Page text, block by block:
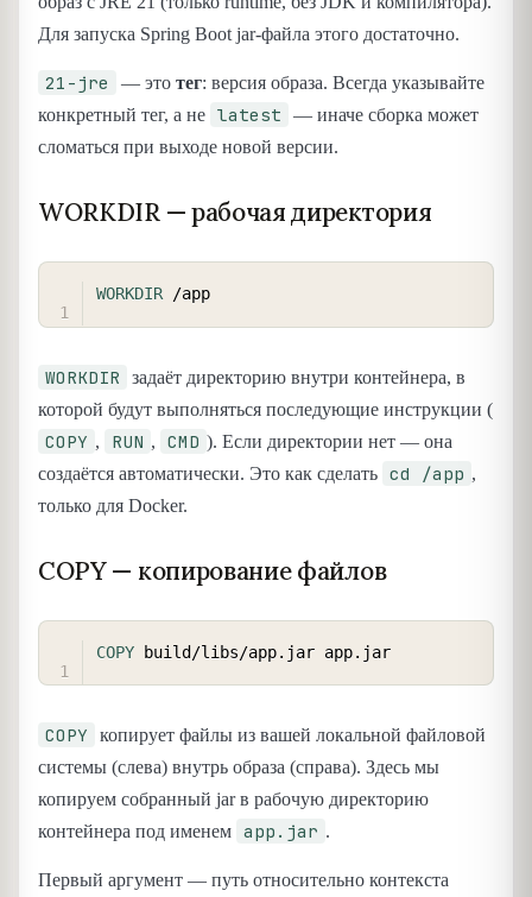
Для запуска Spring Boot jar-файла этого достаточно.
21-jre — это тег: версия образа. Всегда указывайте
конкретный тег, а не latest
— иначе сборка может
сломаться при выходе новой версии.
WORKDIR — рабочая директория
WORKDIR /app
WORKDIR
задаёт директорию внутри контейнера, в
которой будут выполняться последующие инструкции (
COPY , RUN , CMD ). Если директории нет — она
создаётся автоматически. Это как сделать cd /app ,
только для Docker.
COPY — копирование файлов
COPY build/libs/app.jar app.jar
COPY
копирует файлы из вашей локальной файловой
системы (слева) внутрь образа (справа). Здесь мы
копируем собранный jar в рабочую директорию
контейнера под именем app.jar .
Первый аргумент — путь относительно контекста